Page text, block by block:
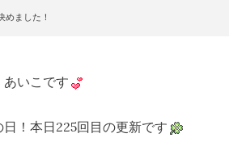
めました！
いこです
！本日225回目の更新です